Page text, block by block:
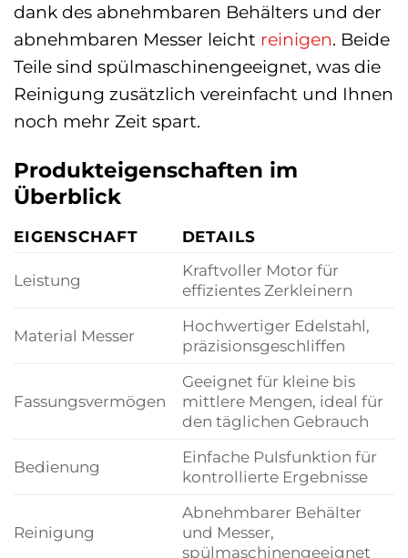
dank des abnehmbaren Behälters und der
abnehmbaren Messer leicht reinigen. Beide
Teile sind spülmaschinengeeignet, was die
Reinigung zusätzlich vereinfacht und Ihnen
noch mehr Zeit spart.
Produkteigenschaften im
Überblick
EIGENSCHAFT DETAILS
Leistung
Kraftvoller Motor für
effizientes Zerkleinern
Material Messer
Hochwertiger Edelstahl,
präzisionsgeschliffen
Fassungsvermögen
Geeignet für kleine bis
mittlere Mengen, ideal für
den täglichen Gebrauch
Bedienung
Einfache Pulsfunktion für
kontrollierte Ergebnisse
Reinigung
Abnehmbarer Behälter
und Messer,
spülmaschinengeeignet